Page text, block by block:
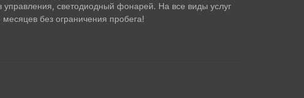
управления, светодиодный фонарей. На все виды услуг
без ограничения пробега!